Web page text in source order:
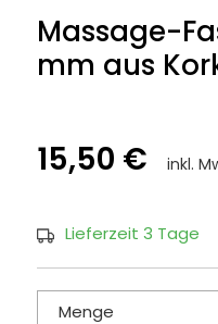
Massage-
mm aus
15,50 € inkl.
Lieferzeit 3 Tage
Menge